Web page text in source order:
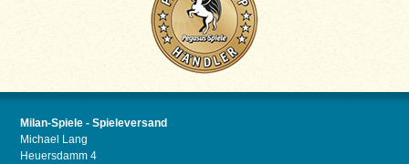
Milan-Spiele - Spieleversand
Michael Lang
Heuersdamm 4